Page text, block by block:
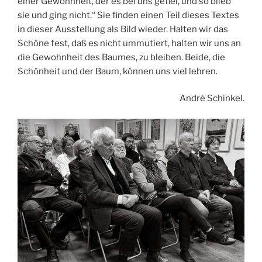
sie und ging nicht.“ Sie finden einen Teil dieses Textes
in dieser Ausstellung als Bild wieder. Halten wir das
Schöne fest, daß es nicht ummutiert, halten wir uns an
die Gewohnheit des Baumes, zu bleiben. Beide, die
Schönheit und der Baum, können uns viel lehren.
André Schinkel.